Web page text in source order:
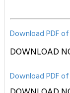
Download PDF
DOWNLOAD
Download PDF